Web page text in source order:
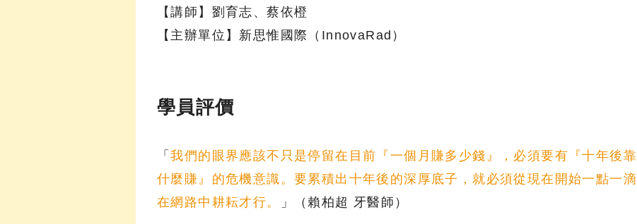
【講師】劉育志、蔡依橙
【主辦單位】新思惟國際（InnovaRad）
學員評價
「我們的眼界應該不只是停留在目前『一個月賺多少錢』，必須要有『十年後靠
什麼賺』的危機意識。要累積出十年後的深厚底子，就必須從現在開始一點一滴
在網路中耕耘才行。
」（賴柏超 牙醫師）